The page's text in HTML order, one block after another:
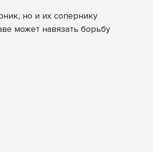
но и их сопернику
может навязать борьбу